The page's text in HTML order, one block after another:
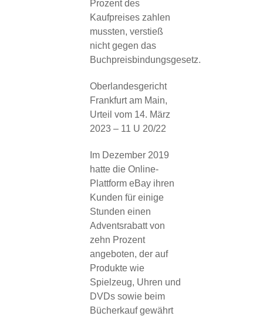
Prozent des
Kaufpreises zahlen
mussten, verstieß
nicht gegen das
Buchpreisbindungsgesetz.
Oberlandesgericht
Frankfurt am Main,
Urteil vom 14. März
2023 – 11 U 20/22
Im Dezember 2019
hatte die Online-
Plattform eBay ihren
Kunden für einige
Stunden einen
Adventsrabatt von
zehn Prozent
angeboten, der auf
Produkte wie
Spielzeug, Uhren und
DVDs sowie beim
Bücherkauf gewährt